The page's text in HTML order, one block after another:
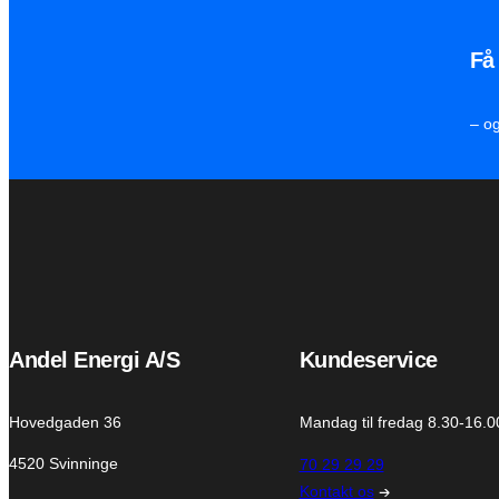
–
Andel Energi A/S
Hovedgaden 36
4520 Svinninge
Kundeservice
Mandag til fredag 8.30-
70 29 29 29
Kontakt os